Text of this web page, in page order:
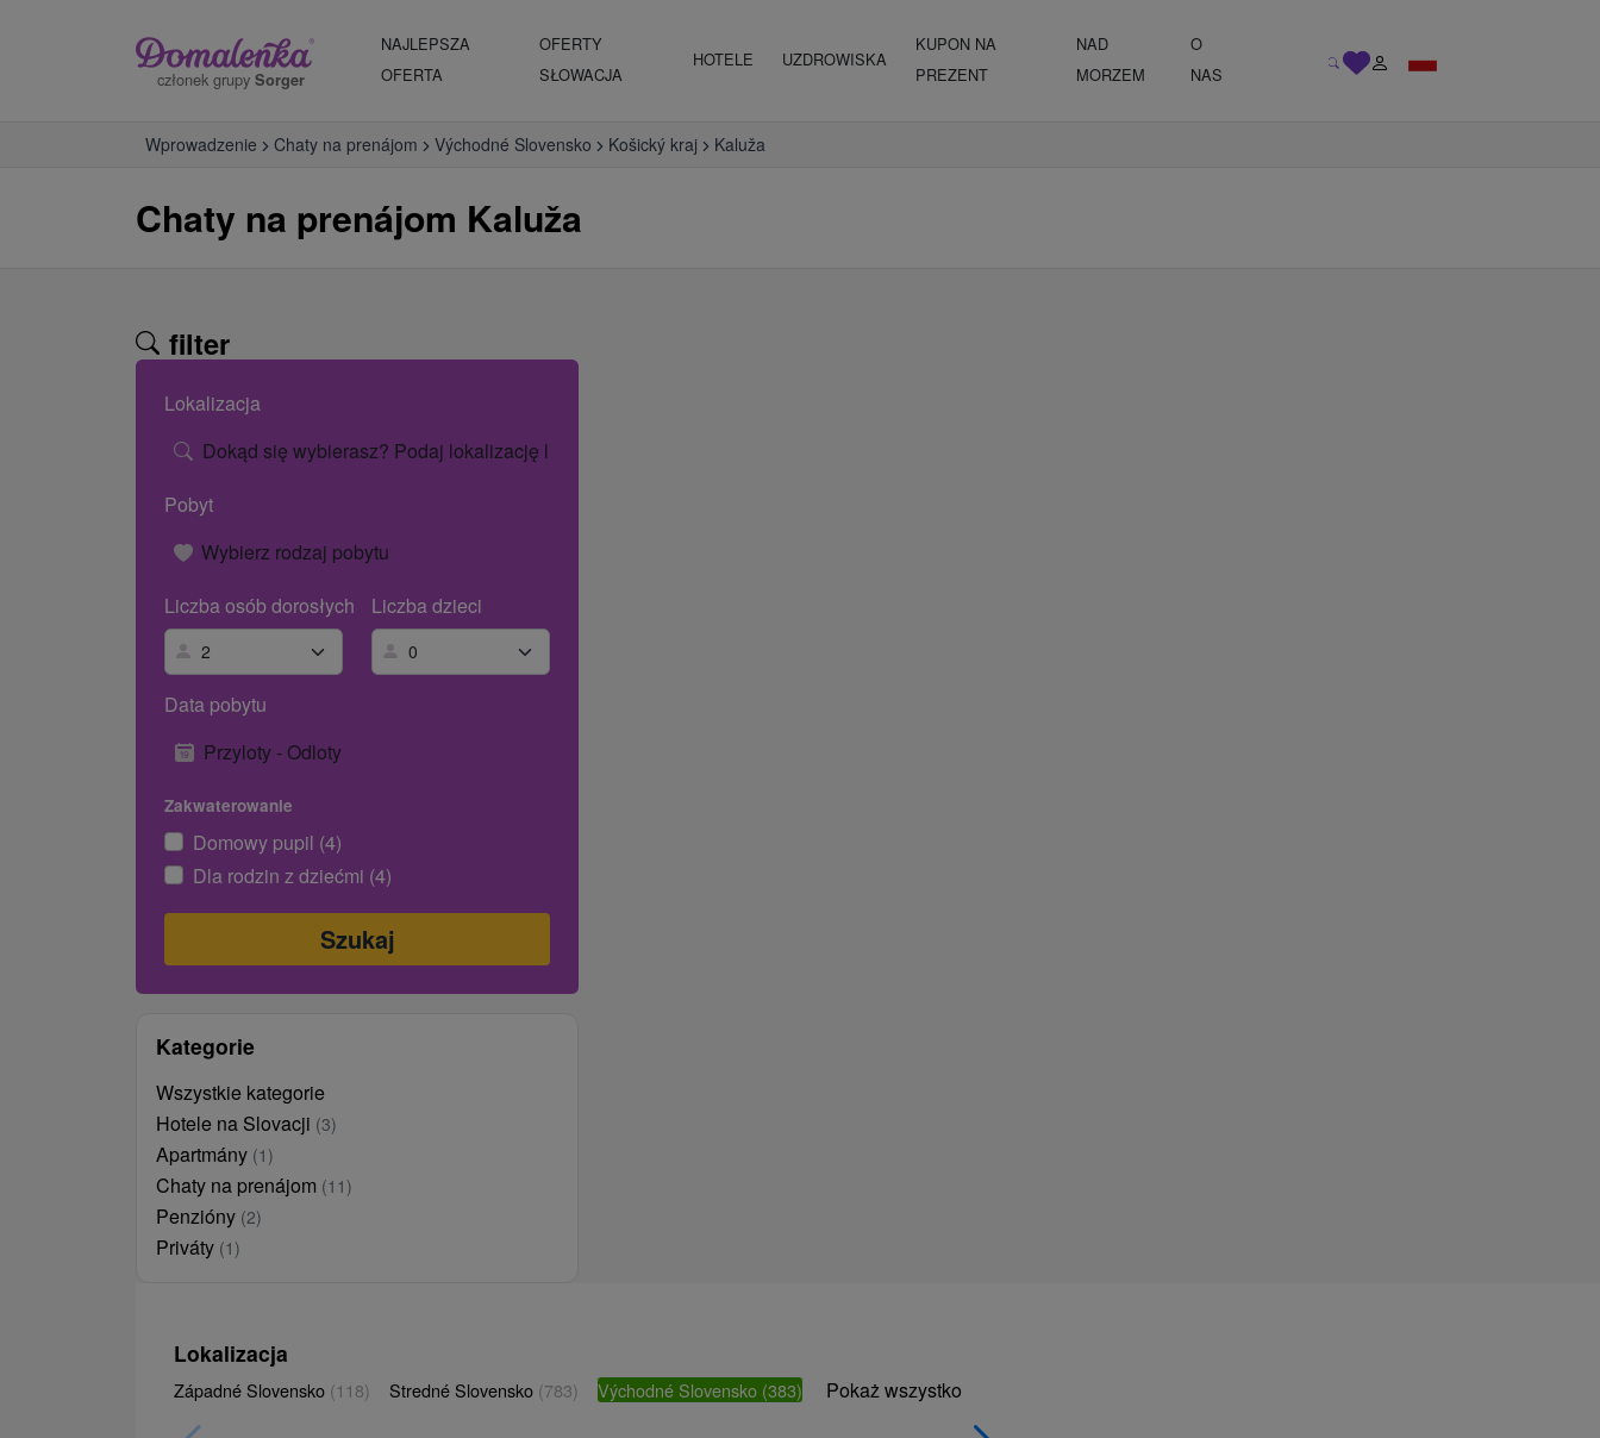
członek grupy Sorger
NAJLEPSZA
OFERTA
OFERTY
SŁOWACJA
HOTELE UZDROWISKA
KUPON NA
PREZENT
NAD
MORZEM
O
NAS
Wprowadzenie Chaty na prenájom Východné Slovensko Košický kraj Kaluža
Chaty na prenájom Kaluža
filter
Lokalizacja
Dokąd się wybierasz? Podaj lokalizację lub nazwę hotelu.
Pobyt
Wybierz rodzaj pobytu
Liczba osób dorosłych
Liczba dzieci
Data pobytu
Przyloty - Odloty
Zakwaterowanie
Domowy pupil (4)
Dla rodzin z dziećmi (4)
Kategorie
Wszystkie kategorie
Hotele na Slovacji (3)
Apartmány (1)
Chaty na prenájom (11)
Penzióny (2)
Priváty (1)
Lokalizacja
Západné Slovensko (118) Stredné Slovensko (783) Východné Slovensko (383) Pokaż wszystko